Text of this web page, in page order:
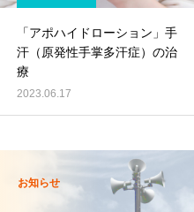
「アポハイドローション」手
汗（原発性手掌多汗症）の治
療
2023.06.17
お知らせ